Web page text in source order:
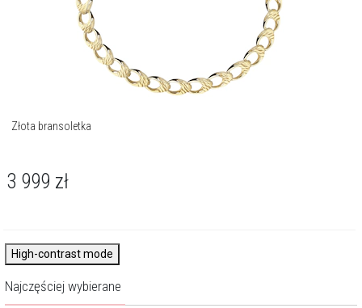
Złota bransoletka
3 999 zł
High-contrast mode
Najczęściej wybierane